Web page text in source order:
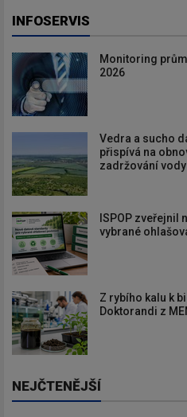
INFOSERVIS
Monitoring
2026
Vedra a sucho
přispívá na
zadržování
ISPOP zveřejnil
vybrané
Z rybího kalu k
Doktorandi z
NEJČTENĚJŠÍ